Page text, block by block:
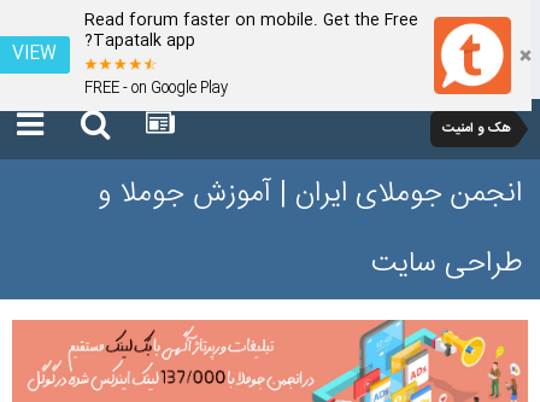
Read forum faster on mobile. Get the Free
Tapatalk app?
FREE - on Google Play
VIEW
هک و امنیت
انجمن جوملای ایران | آموزش جوملا و
طراحی سایت